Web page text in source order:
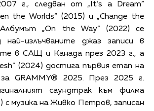
г., следван от „It’s a Dream“
the Worlds“ (2015) и „Change the
„On the Way“ (2022) се
най-излъчваните джаз записи в
в САЩ и Канада през 2023 г., а
(2024) достига първия етап на
GRAMMY® 2025. През 2025 г.
саундтрак към филма
с музика на Живко Петров, записан